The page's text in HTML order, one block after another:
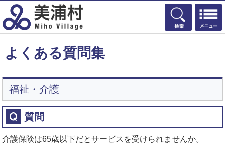
検索
よくある質問集
福祉・介護
質問
介護保険は65歳以下だとサービスを受けられませんか。